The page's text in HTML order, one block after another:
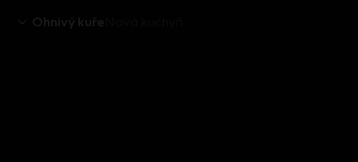
Ohnivý kuře